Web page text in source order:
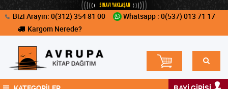
Bizi Arayın: 0(312) 354 81 00
Whatsapp : 0(537) 013 71 17
Kargom Nerede?